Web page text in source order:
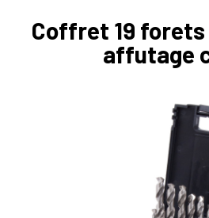
Coffret 19 forets
affutage